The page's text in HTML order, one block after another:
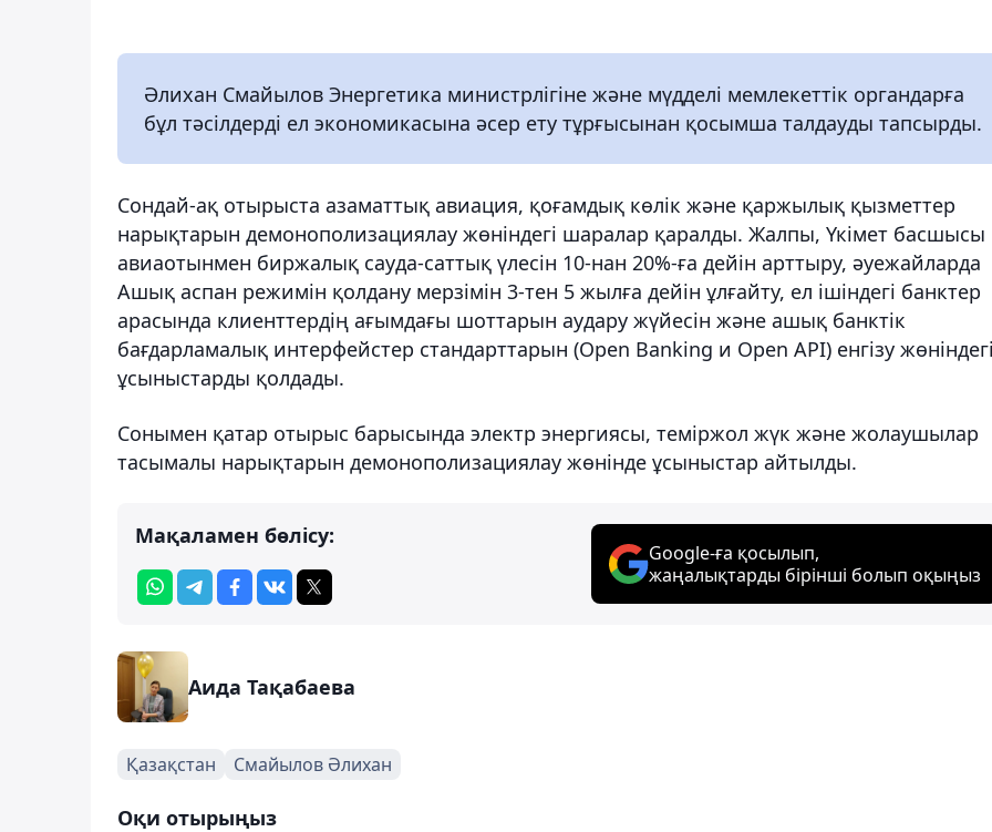
Әлихан Смайылов Энергетика министрлігіне және мүдделі мемлекеттік органдарға
бұл тәсілдерді ел экономикасына әсер ету тұрғысынан қосымша талдауды тапсырды.
Сондай-ақ отырыста азаматтық авиация, қоғамдық көлік және қаржылық қызметтер
нарықтарын демонополизациялау жөніндегі шаралар қаралды. Жалпы, Үкімет басшысы
авиаотынмен биржалық сауда-саттық үлесін 10-нан 20%-ға дейін арттыру, әуежайларда
Ашық аспан режимін қолдану мерзімін 3-тен 5 жылға дейін ұлғайту, ел ішіндегі банктер
арасында клиенттердің ағымдағы шоттарын аудару жүйесін және ашық банктік
бағдарламалық интерфейстер стандарттарын (Open Banking и Open API) енгізу
ұсыныстарды қолдады.
Сонымен қатар отырыс барысында электр энергиясы, теміржол жүк және жолаушылар
тасымалы нарықтарын демонополизациялау жөнінде ұсыныстар айтылды.
Мақаламен бөлісу:
Google-ға қосылып,
жаңалықтарды бірінші болып оқыңыз
Аида Тақабаева
Қазақстан Смайылов Әлихан
Оқи отырыңыз